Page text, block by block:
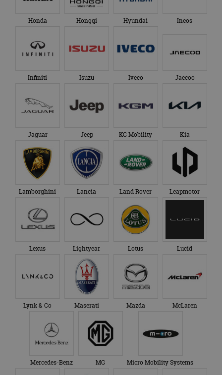
Honda Hongqi Hyundai Ineos
Infiniti Isuzu Iveco Jaecoo
Jaguar Jeep KG Mobility Kia
Lamborghini Lancia Land Rover Leapmotor
Lexus Lightyear Lotus Lucid
Lynk & Co Maserati Mazda McLaren
Mercedes-Benz MG Micro Mobility Systems